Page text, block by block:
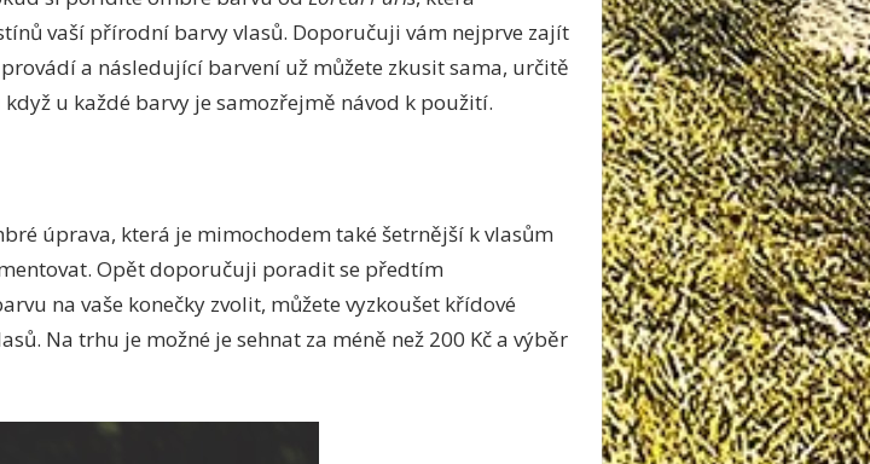
vaší přírodní barvy vlasů. Doporučuji vám nejprve zajít
a následující barvení už můžete zkusit sama, určitě
u každé barvy je samozřejmě návod k použití.
úprava, která je mimochodem také šetrnější k vlasům
Opět doporučuji poradit se předtím
na vaše konečky zvolit, můžete vyzkoušet křídové
Na trhu je možné je sehnat za méně než 200 Kč a výběr